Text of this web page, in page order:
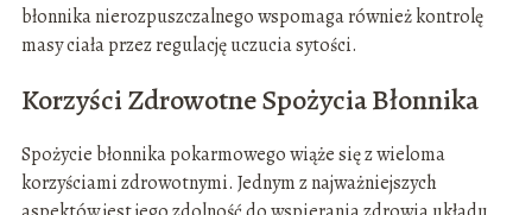
błonnika nierozpuszczalnego wspomaga również kontrolę
masy ciała przez regulację uczucia sytości.
Korzyści Zdrowotne Spożycia Błonnika
Spożycie błonnika pokarmowego wiąże się z wieloma
korzyściami zdrowotnymi. Jednym z najważniejszych